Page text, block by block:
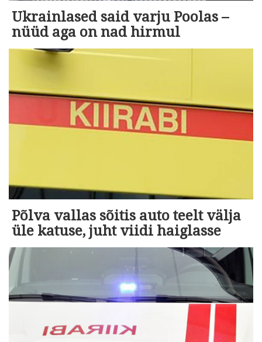
Ukrainlased said varju Poolas –
nüüd aga on nad hirmul
Põlva vallas sõitis auto teelt välja
üle katuse, juht viidi haiglasse